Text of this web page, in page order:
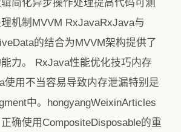
简化异步操作处理提高代码可测
机制MVVM RxJavaRxJava与
的结合为MVVM架构提供了
力。 RxJava性能优化技巧内存
使用不当容易导致内存泄漏特别是
中。hongyangWeixinArticles
确使用CompositeDisposable的重